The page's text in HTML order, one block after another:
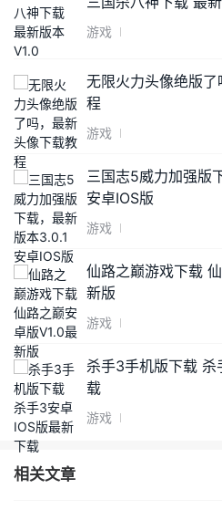
游戏
无限火力头像绝版
程
游戏
三国志5威力加强版
安卓IOS版
游戏
仙路之巅游戏下载
新版
游戏
杀手3手机版下载 杀
载
游戏
相关文章